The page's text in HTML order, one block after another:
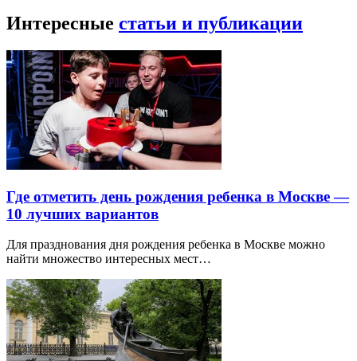
Интересные статьи и публикации
Где отметить день рождения ребенка в Москве —
10 лучших вариантов
Для празднования дня рождения ребенка в Москве можно
найти множество интересных мест…